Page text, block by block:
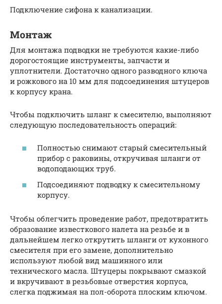
Подключение сифона к канализации.
Монтаж
Для монтажа подводки не требуются какие-либо
дорогостоящие инструменты, запчасти и
уплотнители. Достаточно одного разводного ключа
и рожкового на 10 мм для подсоединения штуцеров
к корпусу крана.
Чтобы подключить шланг к смесителю, выполняют
следующую последовательность операций:
Полностью снимают старый смесительный
прибор с раковины, откручивая шланги от
водоподающих труб.
Подсоединяют подводку к смесительному
корпусу.
Чтобы облегчить проведение работ, предотвратить
образование известкового налета на резьбе и в
дальнейшем легко открутить шланги от кухонного
смесителя при его замене, дополнительно
используют любой вид машинного или
технического масла. Штуцеры покрывают смазкой
и вкручивают в резьбовые отверстия корпуса,
слегка поджимая на пол-оборота плоским ключом.